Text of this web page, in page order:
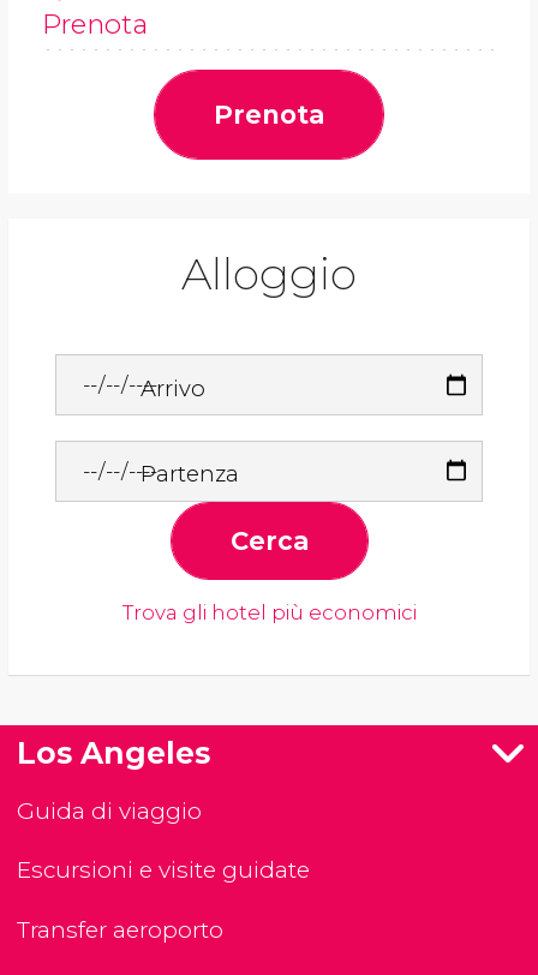
Prenota
Prenota
Alloggio
Arrivo
Partenza
Cerca
Trova gli hotel più economici
Los Angeles
Guida di viaggio
Escursioni e visite guidate
Transfer aeroporto